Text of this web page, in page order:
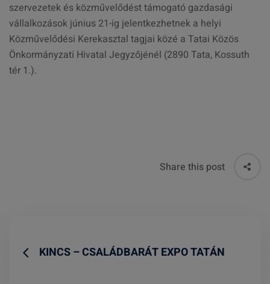
szervezetek és közművelődést támogató gazdasági
vállalkozások június 21-ig jelentkezhetnek a helyi
Közművelődési Kerekasztal tagjai közé a Tatai Közös
Önkormányzati Hivatal Jegyzőjénél (2890 Tata, Kossuth
tér 1.).
Share this post
KINCS – CSALÁDBARÁT EXPO TATÁN